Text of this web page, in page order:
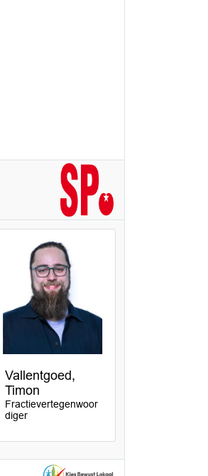
Vallentgoed,
Timon
Fractievertegenwoor
diger